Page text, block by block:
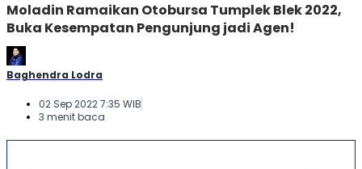
Moladin Ramaikan Otobursa Tumplek Blek 2022,
Buka Kesempatan Pengunjung jadi Agen!
Baghendra Lodra
02 Sep 2022 7:35 WIB
3 menit baca